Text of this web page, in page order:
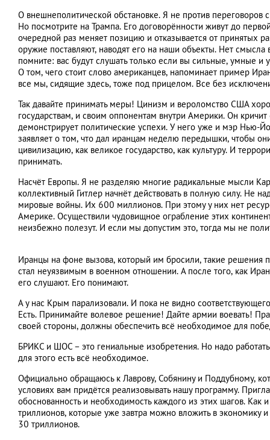
О внешнеполитической обстановке. Я не против
Но посмотрите на Трампа. Его договорённости живут до
очередной раз меняет позицию и отказывается от принятых
оружие поставляют, наводят его на наши объекты. Нет
помните: вас будут слушать только если вы сильные, умные и
О том, чего стоит слово американцев, напоминает пример
все мы, сидящие здесь, тоже под прицелом. Все без
Так давайте принимать меры! Цинизм и вероломство США
государствам, и своим оппонентам внутри Америки. Он
демонстрирует политические успехи. У него уже и мэр Нью-
заявляет о том, что дал иранцам неделю передышки, чтобы
цивилизацию, как великое государство, как культуру. И
принимать.
Насчёт Европы. Я не разделяю многие радикальные мысли
коллективный Гитлер начнёт действовать в полную силу. Не
мировые войны. Их 600 миллионов. При этому у них нет
Америке. Осуществили чудовищное ограбление этих
неизбежно полезут. И если мы допустим это, тогда мы не
Иранцы на фоне вызова, который им бросили, такие решения
стал неуязвимым в военном отношении. А после того, как
его слушают. Его понимают.
А у нас Крым парализовали. И пока не видно
Есть. Принимайте волевое решение! Дайте армии воевать!
своей стороны, должны обеспечить всё необходимое для
БРИКС и ШОС – это гениальные изобретения. Но надо
для этого есть всё необходимое.
Официально обращаюсь к Лаврову, Собянину и Поддубному,
условиях вам придётся реализовывать нашу программу.
обоснованность и необходимость каждого из этих шагов.
триллионов, которые уже завтра можно вложить в
30 триллионов.